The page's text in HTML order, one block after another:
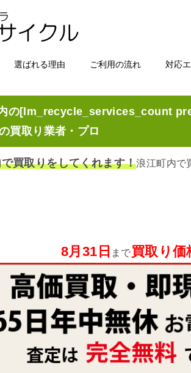
選ばれる理由 ご利用の流れ 対応
の[lm_recycle_services_count
買取り業者・プロ
買取りをしてくれます！浪江町内で
8月31日 まで買取り価